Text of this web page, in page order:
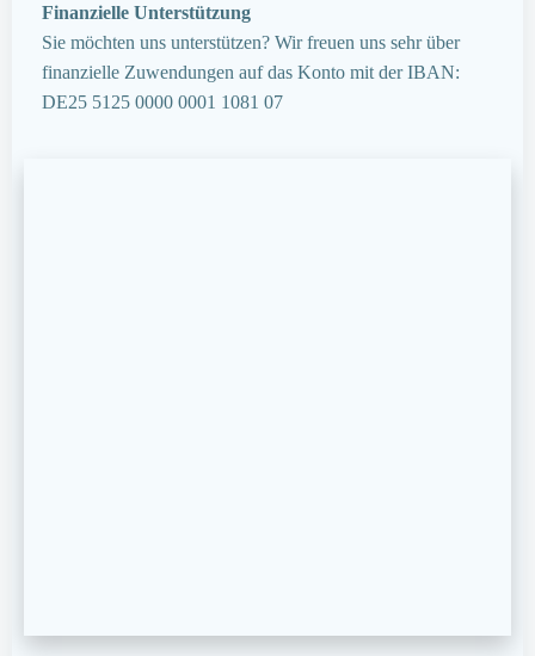
Finanzielle Unterstützung
Sie möchten uns unterstützen? Wir freuen uns sehr über
finanzielle Zuwendungen auf das Konto mit der IBAN:
DE25 5125 0000 0001 1081 07